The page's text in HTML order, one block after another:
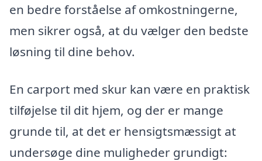
en bedre forståelse af omkostningerne,
men sikrer også, at du vælger den bedste
løsning til dine behov.
En carport med skur kan være en praktisk
tilføjelse til dit hjem, og der er mange
grunde til, at det er hensigtsmæssigt at
undersøge dine muligheder grundigt: